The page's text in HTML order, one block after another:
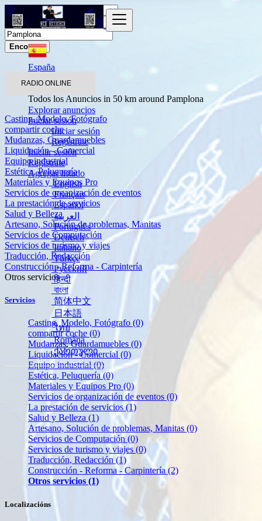
RADIO ONLINE
Explorar anuncios
Iniciar sesión
Iniciar sesión
Regístrate
Iniciar sesión
Regístrate
Agregar listado
English
Français
Español
العربية
Português
Deutsch
Italiano
Türkçe
Русский
हिन्दी
বাংলা
简体中文
日本語
ไทย
Română
ქართული
Encontrar
España
Otros servicios
Todos los Anuncios in 50 km around Pamplona
Casting, Modelo, Fotógrafo
compartir coche
Mudanzas, Guardamuebles
Liquidación - Comercial
Equipo industrial
Estética, Peluquería
Materiales y Equipos Pro
Servicios de organización de eventos
La prestación de servicios
Salud y Belleza
Artesano, Solución de problemas, Manitas
Servicios de Computación
Servicios de turismo y viajes
Traducción, Redacción
Construcción - Reforma - Carpintería
Otros servicios
Servicios
Casting, Modelo, Fotógrafo (0)
compartir coche (0)
Mudanzas, Guardamuebles (0)
Liquidación - Comercial (0)
Equipo industrial (0)
Estética, Peluquería(0)
Materiales y Equipos Pro (0)
Servicios de organización de eventos (0)
La prestación de servicios(1)
Salud y Belleza (1)
Artesano, Solución de problemas, Manitas (0)
Servicios de Computación (0)
Servicios de turismo y viajes (0)
Traducción, Redacción(1)
Construcción - Reforma - Carpintería(2)
Otros servicios (1)
Localizacións